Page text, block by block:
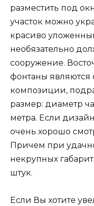
разместить под
участок можно
красиво
необязательно
сооружение.
фонтаны являются
композиции,
размер: диаметр
метра. Если
очень хорошо
Причем при
некрупных
штук.
Если Вы хотите